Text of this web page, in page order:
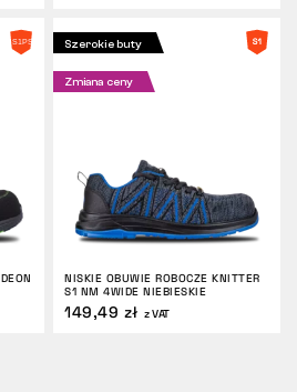
Szerokie buty
Zmiana ceny
NISKIE OBUWIE ROBOCZE KNITTER
S1 NM 4WIDE NIEBIESKIE
149,49 zł z VAT